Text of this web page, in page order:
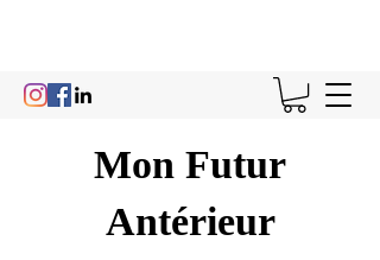
Mon Futur
Antérieur